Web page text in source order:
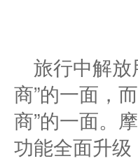
旅行中解放
商”的一面，
商”的一面。
功能全面升